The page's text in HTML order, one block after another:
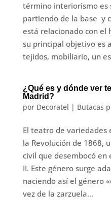
término interiorismo es
partiendo de la base y
está relacionado con el
su principal objetivo es
tejidos, mobiliario, un
¿Qué es y dónde ver
Madrid?
por Decoratel | Butacas
El teatro de variedades
la Revolución de 1868,
civil que desembocó en
II. Este género surge
naciendo así el género
vez de la zarzuela...